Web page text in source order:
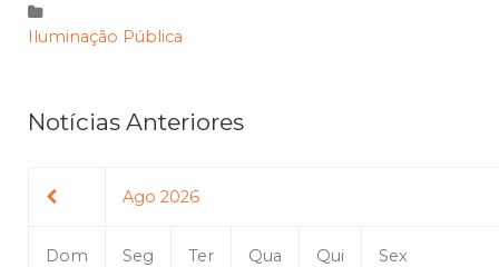
Iluminação Pública
Notícias Anteriores
Ago 2026
Dom Seg Ter Qua Qui Sex